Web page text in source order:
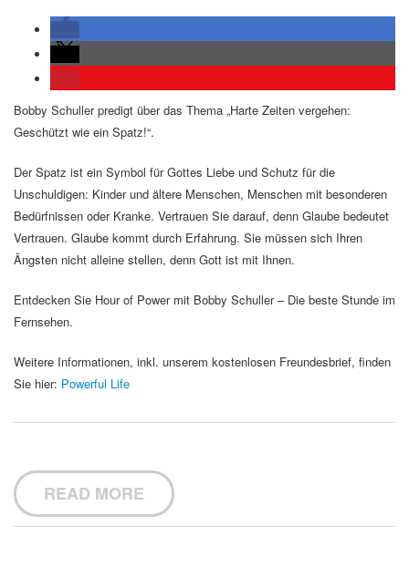
Bobby Schuller predigt über das Thema „Harte Zeiten vergehen:
Geschützt wie ein Spatz!“.
Der Spatz ist ein Symbol für Gottes Liebe und Schutz für die
Unschuldigen: Kinder und ältere Menschen, Menschen mit besonderen
Bedürfnissen oder Kranke. Vertrauen Sie darauf, denn Glaube bedeutet
Vertrauen. Glaube kommt durch Erfahrung. Sie müssen sich Ihren
Ängsten nicht alleine stellen, denn Gott ist mit Ihnen.
Entdecken Sie Hour of Power mit Bobby Schuller – Die beste Stunde im
Fernsehen.
Weitere Informationen, inkl. unserem kostenlosen Freundesbrief, finden
Sie hier: Powerful Life
READ MORE